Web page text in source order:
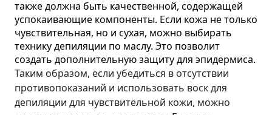
также должна быть качественной, содержащей
успокаивающие компоненты. Если кожа не только
чувствительная, но и сухая, можно выбирать
технику депиляции по маслу. Это позволит
создать дополнительную защиту для эпидермиса.
Таким образом, если убедиться в отсутствии
противопоказаний и использовать воск для
депиляции для чувствительной кожи, можно